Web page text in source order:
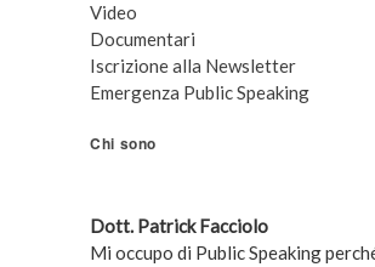
Video
Documentari
Iscrizione alla Newsletter
Emergenza Public Speaking
Chi sono
Dott. Patrick Facciolo
Mi occupo di Public Speaking